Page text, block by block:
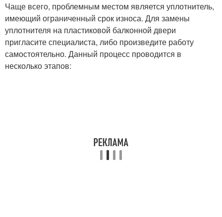
Чаще всего, проблемным местом является уплотнитель,
имеющий ограниченный срок износа. Для замены
уплотнителя на пластиковой балконной двери
пригласите специалиста, либо произведите работу
самостоятельно. Данный процесс проводится в
несколько этапов: